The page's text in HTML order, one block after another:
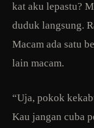
kat aku lepastu?
duduk langsung.
Macam ada satu
lain macam.
“Uja, pokok
Kau jangan cuba